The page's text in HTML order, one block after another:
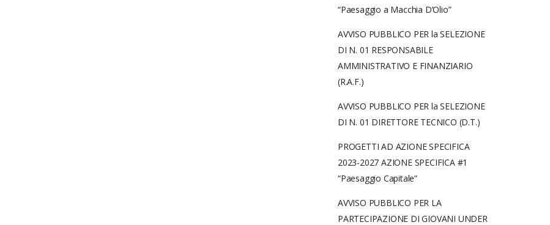
“Paesaggio a Macchia D’Olio”
AVVISO PUBBLICO PER la SELEZIONE
DI N. 01 RESPONSABILE
AMMINISTRATIVO E FINANZIARIO
(R.A.F.)
AVVISO PUBBLICO PER la SELEZIONE
DI N. 01 DIRETTORE TECNICO (D.T.)
PROGETTI AD AZIONE SPECIFICA
2023-2027 AZIONE SPECIFICA #1
“Paesaggio Capitale”
AVVISO PUBBLICO PER LA
PARTECIPAZIONE DI GIOVANI UNDER